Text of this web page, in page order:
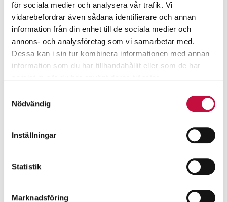
för sociala medier och analysera vår trafik. Vi
vidarebefordrar även sådana identifierare och annan
information från din enhet till de sociala medier och
annons- och analysföretag som vi samarbetar med.
Dessa kan i sin tur kombinera informationen med annan
information som du har tillhandahållit eller som de har
Nödvändig
Inställningar
Statistik
Marknadsföring